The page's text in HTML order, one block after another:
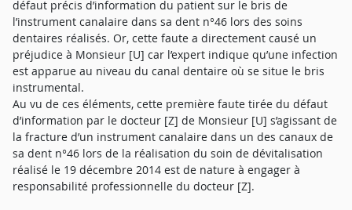
défaut précis d’information du patient sur le bris de
l’instrument canalaire dans sa dent n°46 lors des soins
dentaires réalisés. Or, cette faute a directement causé un
préjudice à Monsieur [U] car l’expert indique qu’une infection
est apparue au niveau du canal dentaire où se situe le bris
instrumental.
Au vu de ces éléments, cette première faute tirée du défaut
d’information par le docteur [Z] de Monsieur [U] s’agissant de
la fracture d’un instrument canalaire dans un des canaux de
sa dent n°46 lors de la réalisation du soin de dévitalisation
réalisé le 19 décembre 2014 est de nature à engager à
responsabilité professionnelle du docteur [Z].